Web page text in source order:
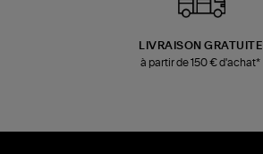
LIVRAISON GRATUITE
à partir de 150 € d'achat*